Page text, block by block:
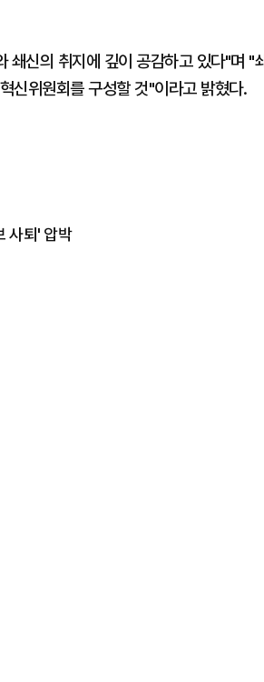
신의 취지에 깊이 공감하고 있다"며 "
신위원회를 구성할 것"이라고 밝혔다.
사퇴' 압박